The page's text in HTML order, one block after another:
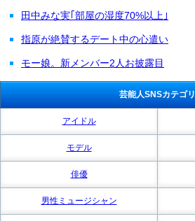
田中みな実｢部屋の湿度70%以上｣
指原が絶賛するデート中の心遣い
モー娘。新メンバー2人お披露目
芸能人SNSカテゴリ
アイドル
モデル
俳優
男性ミュージシャン